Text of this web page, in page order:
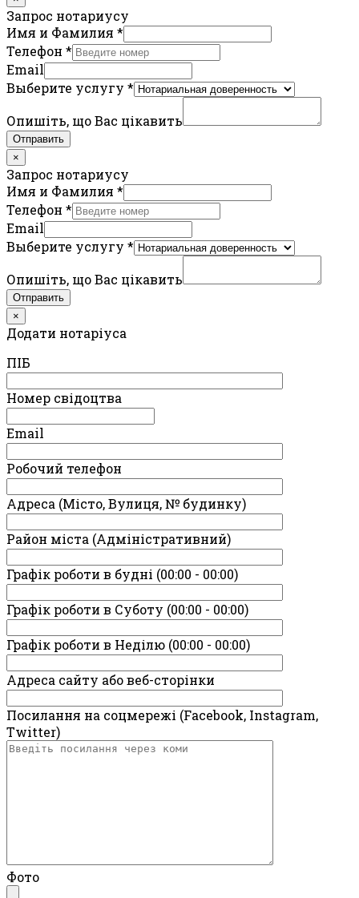
Запрос нотариусу
Имя и Фамилия *
Телефон *
Email
Выберите услугу *
Опишіть, що Вас цікавить
Отправить
×
Запрос нотариусу
Имя и Фамилия *
Телефон *
Email
Выберите услугу *
Опишіть, що Вас цікавить
Отправить
×
Додати нотаріуса
ПIБ
Номер свідоцтва
Email
Робочий телефон
Адреса (Місто, Вулиця, № будинку)
Район міста (Адміністративний)
Графік роботи в будні (00:00 - 00:00)
Графік роботи в Суботу (00:00 - 00:00)
Графік роботи в Неділю (00:00 - 00:00)
Адреса сайту або веб-сторінки
Посилання на соцмережі (Facebook, Instagram,
Twitter)
Фото